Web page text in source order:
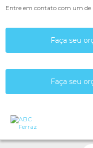
Entre em contato com um de
Faça seu
Faça seu